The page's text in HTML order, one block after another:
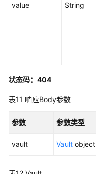
value String
状态码：404
表11 响应Body参数
参数 参数类型
vault Vault object